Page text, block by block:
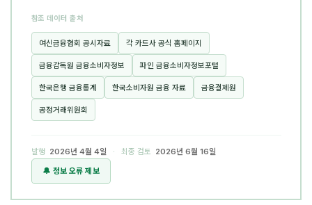
참조 데이터 출처
여신금융협회 공시자료 각 카드사 공식 홈페이지
금융감독원 금융소비자정보 파인 금융소비자정보포털
한국은행 금융통계 한국소비자원 금융 자료 금융결제원
공정거래위원회
발행 2026년 4월 4일 · 최종 검토
2026년 6월 16일
🔔 정보 오류 제보